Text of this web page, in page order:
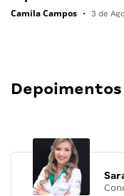
Camila Campos • 3 de